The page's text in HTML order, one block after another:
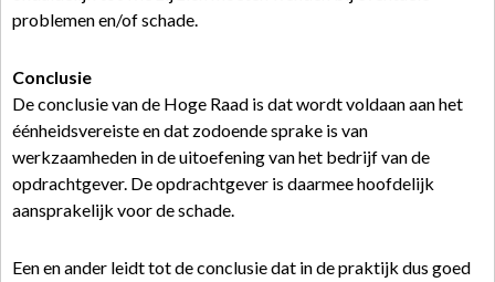
problemen en/of schade.
Conclusie
De conclusie van de Hoge Raad is dat wordt voldaan aan het
éénheidsvereiste en dat zodoende sprake is van
werkzaamheden in de uitoefening van het bedrijf van de
opdrachtgever. De opdrachtgever is daarmee hoofdelijk
aansprakelijk voor de schade.
Een en ander leidt tot de conclusie dat in de praktijk dus goed